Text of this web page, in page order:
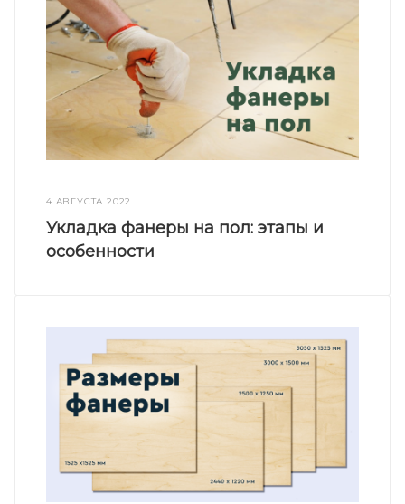
4 АВГУСТА 2022
Укладка фанеры на пол: этапы и
особенности